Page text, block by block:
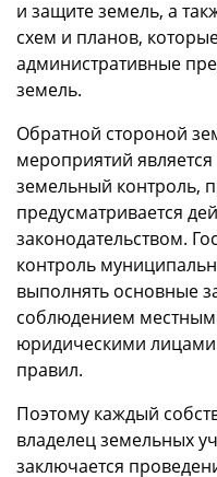
и защите земель, а
схем и планов,
административные
земель.
Обратной стороной
мероприятий
земельный контроль,
предусматривается
законодательством.
контроль
выполнять основные
соблюдением
юридическими
правил.
Поэтому каждый
владелец земельных
заключается